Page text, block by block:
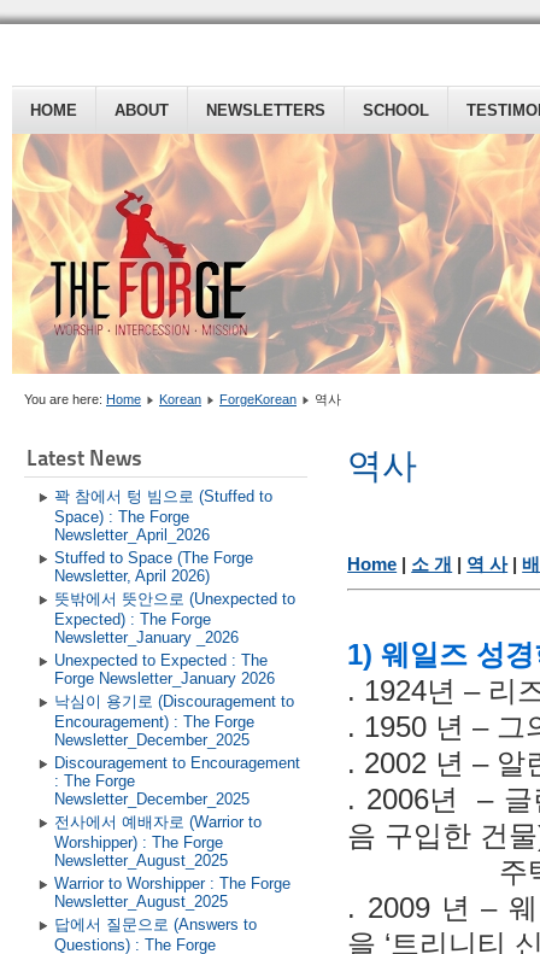
HOME ABOUT NEWSLETTERS SCHOOL
You are here: Home Korean ForgeKorean 역사
Latest News
꽉 참에서 텅 빔으로 (Stuffed to
Space) : The Forge
Newsletter_April_2026
Stuffed to Space (The Forge
Newsletter, April 2026)
뜻밖에서 뜻안으로 (Unexpected to
Expected) : The Forge
Newsletter_January _2026
Unexpected to Expected : The
Forge Newsletter_January 2026
낙심이 용기로 (Discouragement to
Encouragement) : The Forge
Newsletter_December_2025
Discouragement to Encouragement
: The Forge
Newsletter_December_2025
전사에서 예배자로 (Warrior to
Worshipper) : The Forge
Newsletter_August_2025
Warrior to Worshipper : The Forge
Newsletter_August_2025
답에서 질문으로 (Answers to
Questions) : The Forge
역사
Home | 소 개 | 역 사|
1) 웨일즈 성
. 1924년 – 리
. 1950 년 – 그
. 2002 년 – 알
. 2006년 – 글
음 구입한 건
주택 개
. 2009 년 –
을 ‘트리니티